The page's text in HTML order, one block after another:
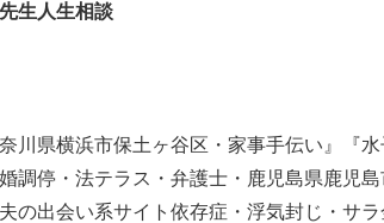
生人生相談
川県横浜市保土ヶ谷区・家事手伝い』『
調停・法テラス・弁護士・鹿児島県鹿児島
の出会い系サイト依存症・浮気封じ・サラ